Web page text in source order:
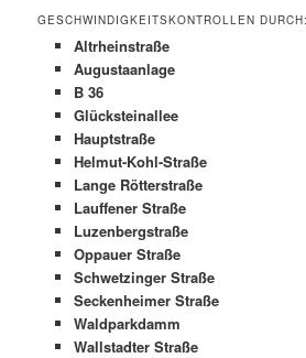
ESCHWINDIGKEITSKONTROLLEN DURCH:
Altrheinstraße
Augustaanlage
B 36
Glücksteinallee
Hauptstraße
Helmut-Kohl-Straße
Lange Rötterstraße
Lauffener Straße
Luzenbergstraße
Oppauer Straße
Schwetzinger Straße
Seckenheimer Straße
Waldparkdamm
Wallstadter Straße